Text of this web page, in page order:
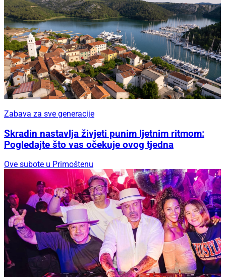
Zabava za sve generacije
Skradin nastavlja živjeti punim ljetnim ritmom:
Pogledajte što vas očekuje ovog tjedna
Ove subote u Primoštenu